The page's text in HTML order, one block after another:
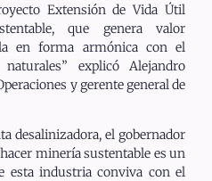
Extensión de Vida Útil
que genera valor
en forma armónica con el
explicó Alejandro
y gerente general de
desalinizadora, el gobernador
minería sustentable es un
esta industria conviva con el